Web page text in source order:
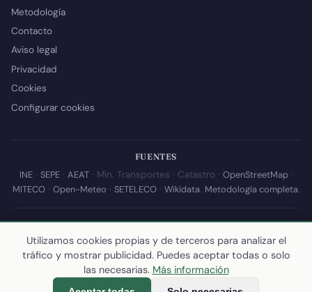
Metodología
Contacto
Aviso legal
Privacidad
Cookies
Configurar cookies
FUENTES
INE· SEPE· AEAT· Min. Transportes · Catastro · OpenStreetMap·
MITECO· Open-Meteo · SETELECO· Wikidata. Metodología completa.
© 2026 Callejear.com — Directorio municipal de España con datos
abiertos. Desarrollado y mantenido porYoel Castaño.
Última actualización de esta página:10 de julio de 2026
calculamos los datos
Utilizamos cookies propias y de terceros para analizar el
tráfico y mostrar publicidad. Puedes aceptar todas o solo
las necesarias. Más información